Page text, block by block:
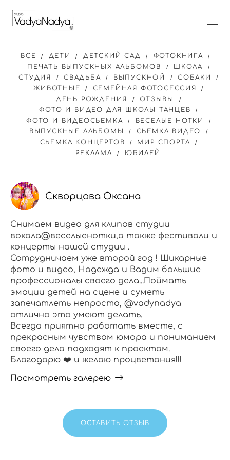
ВСЕ ДЕТИ ДЕТСКИЙ САД
ФОТОКНИГА
ПЕЧАТЬ ВЫПУСКНЫХ АЛЬБОМОВ
ШКОЛА
СТУДИЯ
СВАДЬБА ВЫПУСКНОЙ
СОБАКИ
ЖИВОТНЫЕ
СЕМЕЙНАЯ ФОТОСЕССИЯ
ДЕНЬ РОЖДЕНИЯ
ОТЗЫВЫ
ФОТО И ВИДЕО ДЛЯ ШКОЛЫ ТАНЦЕВ
ФОТО И ВИДЕОСЬЕМКА
ВЕСЕЛЫЕ НОТКИ
ВЫПУСКНЫЕ АЛЬБОМЫ
СЬЕМКА ВИДЕО
СЬЕМКА КОНЦЕРТОВ
МИР СПОРТА
РЕКЛАМА
ЮБИЛЕЙ
Скворцова Оксана
Снимаем видео для клипов студии
вокала@веселыенотки,а также фестивали и
концерты нашей студии .
Сотрудничаем уже второй год ! Шикарные
фото и видео, Надежда и Вадим большие
профессионалы своего дела...Поймать
эмоции детей на сцене и суметь
запечатлеть непросто, @vadynadya
отлично это умеют делать.
Всегда приятно работать вместе, с
прекрасным чувством юмора и пониманием
своего дела подходят к проектам.
Благодарю ❤️ и желаю процветания!!!
Посмотреть галерею
ОСТАВИТЬ ОТЗЫВ